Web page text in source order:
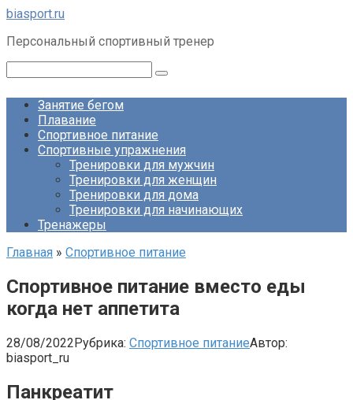
Перейти
контенту
biasport.ru
Персональный спортивный тренер
Занятие бегом
Плавание
Спортивное питание
Спортивные упражнения
Тренировки для мужчин
Тренировки для женщин
Тренировки для дома
Тренировки для начинающих
Тренажеры
Главная » Спортивное питание
Спортивное питание вместо еды
когда нет аппетита
28/08/2022Рубрика: Спортивное питаниеАвтор:
biasport_ru
Панкреатит